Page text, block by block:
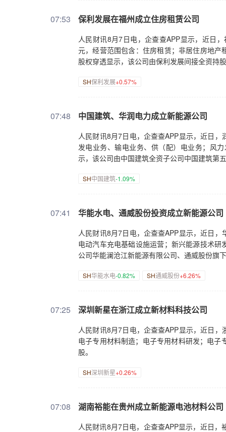
07:53 保利发展在福州成立住房租赁公司
人民财讯8月7日电，企查查APP显示，近日
元，经营范围包含：住房租赁；非居住房地
股权穿透显示，该公司由保利发展间接全资持
SH保利发展+0.57%
07:48 中国建筑、华润电力成立新能源公司
人民财讯8月7日电，企查查APP显示，近日
发电业务、输电业务、供（配）电业务；风
示，该公司由中国建筑全资子公司中国建筑第
SH中国建筑-1.09%
07:41 华能水电、通威股份投资成立新能源公司
人民财讯8月7日电，企查查APP显示，近日
电动汽车充电基础设施运营；新兴能源技术
公司华能澜沧江新能源有限公司、通威股份旗
SH华能水电-0.82% SH通威股份+6.26%
07:25 深圳新星在浙江成立新材料科技公司
人民财讯8月7日电，企查查APP显示，近日
电子专用材料制造；电子专用材料研发；电
股。
SH深圳新星+0.26%
07:08 湖南裕能在贵州成立新能源电池材料公司
人民财讯8月7日电，企查查APP显示，近日